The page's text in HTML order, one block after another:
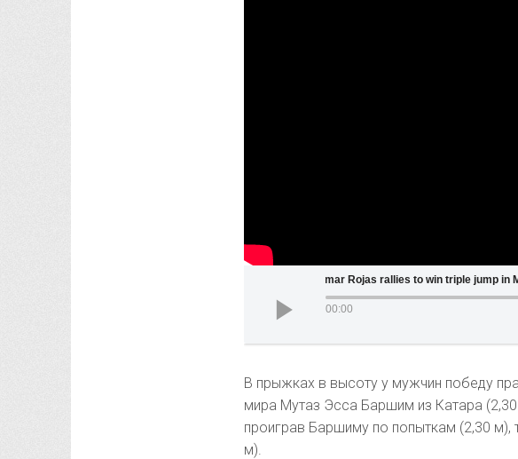
Yulimar Rojas rallies to win triple jump in
00:00
В прыжках в высоту у мужчин победу
мира Мутаз Эсса Баршим из Катара
проиграв Баршиму по попыткам (2,30 м),
м).